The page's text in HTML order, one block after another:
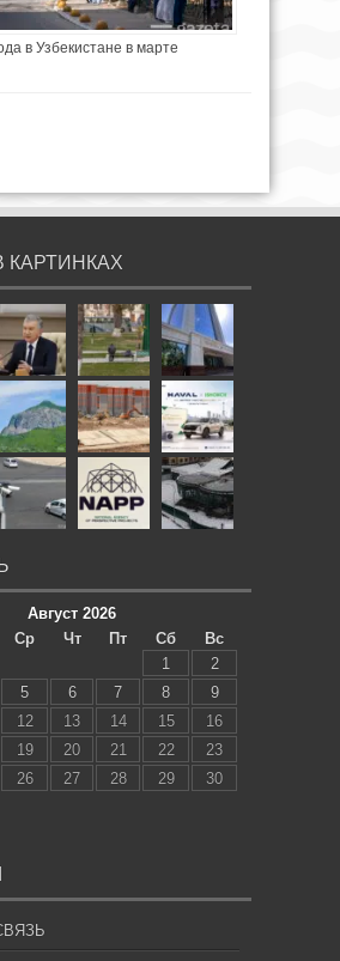
в Узбекистане в марте
КАРТИНКАХ
Август 2026
Ср Чт Пт Сб
Вс
1
2
5 6 7 8
9
12 13 14 15
16
19 20 21 22
23
26 27 28 29
30